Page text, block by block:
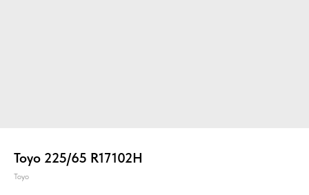
Toyo 225/65 R17102H
Toyo